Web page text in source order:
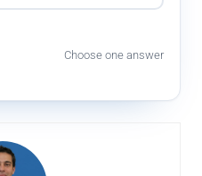
Choose one answer